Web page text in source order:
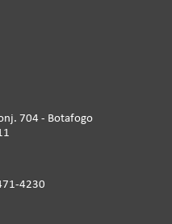
704 - Botafogo
4230